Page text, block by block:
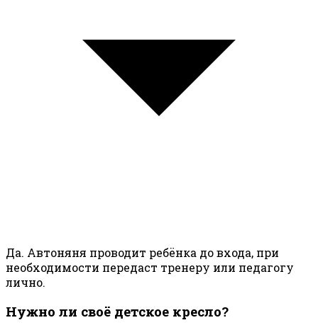
Да. Автоняня проводит ребёнка до входа, при
необходимости передаст тренеру или педагогу
лично.
Нужно ли своё детское кресло?